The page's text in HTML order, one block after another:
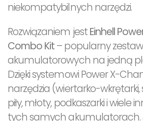
niekompatybilnych narzędzi.
Rozwiązaniem jestEinhell
Combo Kit– popularny
akumulatorowych na jedną
Dzięki systemowi Power X-
narzędzia (wiertarko-wkrętarki,
piły, młoty, podkaszarki i wiele
tych samych akumulatorach.